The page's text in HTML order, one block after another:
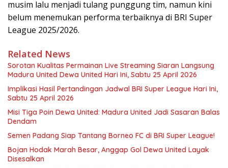
musim lalu menjadi tulang punggung tim, namun kini
belum menemukan performa terbaiknya di BRI Super
League 2025/2026.
Related News
Sorotan Kualitas Permainan Live Streaming Siaran Langsung
Madura United Dewa United Hari Ini, Sabtu 25 April 2026
Implikasi Hasil Pertandingan Jadwal BRI Super League Hari Ini,
Sabtu 25 April 2026
Misi Tiga Poin Dewa United: Madura United Jadi Sasaran Balas
Dendam
Semen Padang Siap Tantang Borneo FC di BRI Super League!
Bojan Hodak Marah Besar, Anggap Gol Dewa United Layak
Disesalkan